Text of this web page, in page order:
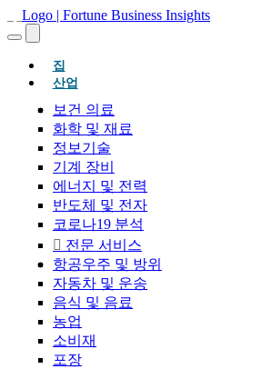
집(현재의)
산업
보건 의료
화학 및 재료
정보기술
기계 장비
에너지 및 전력
반도체 및 전자
코로나19 분석
전문 서비스
항공우주 및 방위
자동차 및 운송
음식 및 음료
농업
소비재
포장